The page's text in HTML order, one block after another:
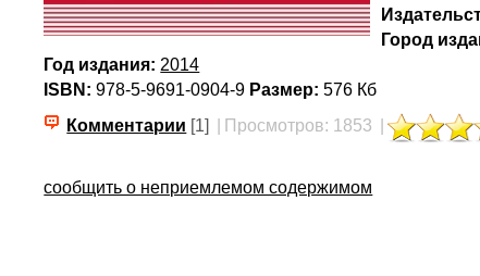
Город
Год издания: 2014
ISBN: 978-5-9691-0904-9 Размер: 576 Кб
Комментарии [1] Просмотров: 1853
сообщить о неприемлемом содержимом